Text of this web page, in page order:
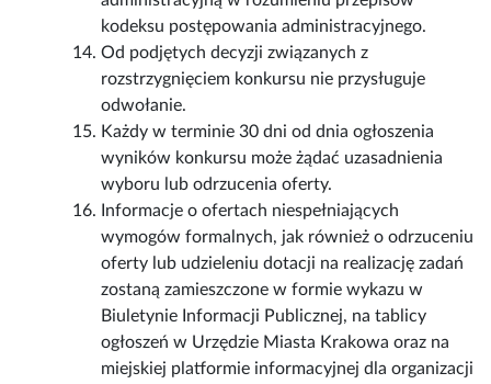
kodeksu postępowania administracyjnego.
Od podjętych decyzji związanych z
rozstrzygnięciem konkursu nie przysługuje
odwołanie.
Każdy w terminie 30 dni od dnia ogłoszenia
wyników konkursu może żądać uzasadnienia
wyboru lub odrzucenia oferty.
Informacje o ofertach niespełniających
wymogów formalnych, jak również o odrzuceniu
oferty lub udzieleniu dotacji na realizację zadań
zostaną zamieszczone w formie wykazu w
Biuletynie Informacji Publicznej, na tablicy
ogłoszeń w Urzędzie Miasta Krakowa oraz na
miejskiej platformie informacyjnej dla organizacji